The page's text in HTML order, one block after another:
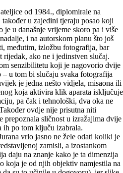
od 1984., diplomirale na
u zajedini tjeraju posao koji
u današnje vrijeme skoro pa i više
i na autorskom planu što još
međutim, izložbu fotografija, bar
ako ne i jedinstven slučaj.
senzibilitetu koji je nagovorio dvije
u tom bi slučaju svaka fotografija
je jedna nešto vidjela, misaona ili
koja aktivira klik aparata isključuje
pa čak i tehnološki, dva oka ne
ovdje nije prisutna niti
prepoznala sličnost u izražajima dvije
ih po tom ključu izabrala.
vrlo jasno ne žele odati koliki je
zamisli, a izostankom
daju na znanje kako je ta dimenzija
koja je od njih objektiv namjestila na